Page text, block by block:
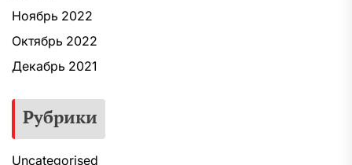
Ноябрь 2022
Октябрь 2022
Декабрь 2021
Рубрики
Uncategorised